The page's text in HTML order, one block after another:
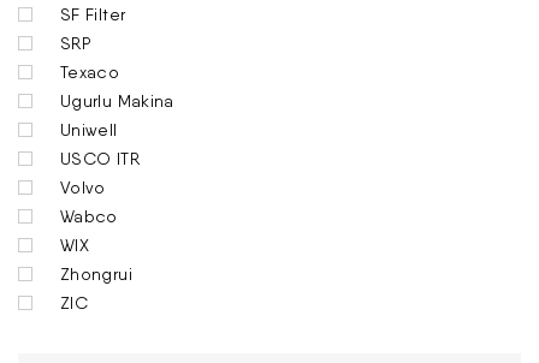
SF Filter
SRP
Texaco
Ugurlu Makina
Uniwell
USCO ITR
Volvo
Wabco
WIX
Zhongrui
ZIC